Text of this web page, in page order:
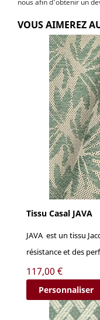
nous afin d'obtenir un
VOUS AIMEREZ
Tissu Casal JAVA
JAVA est un tissu
résistance et des
Prix
117,00 €
Personnaliser